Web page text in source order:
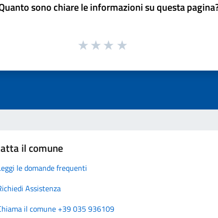
sono chiare le informazioni su questa
il comune
le domande frequenti
Assistenza
il comune +39 035 936109